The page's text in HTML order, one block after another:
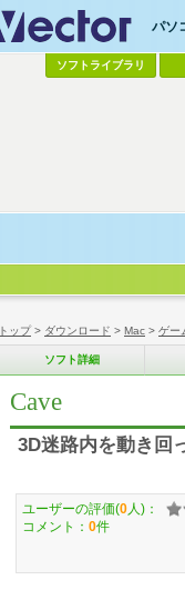
トップ> ダウンロード > Mac > ゲー
ソフト詳細
Cave
3D迷路内を動き回
ユーザーの評価(0 人)：
コメント： 0件
パソ
ソフトライブラリ